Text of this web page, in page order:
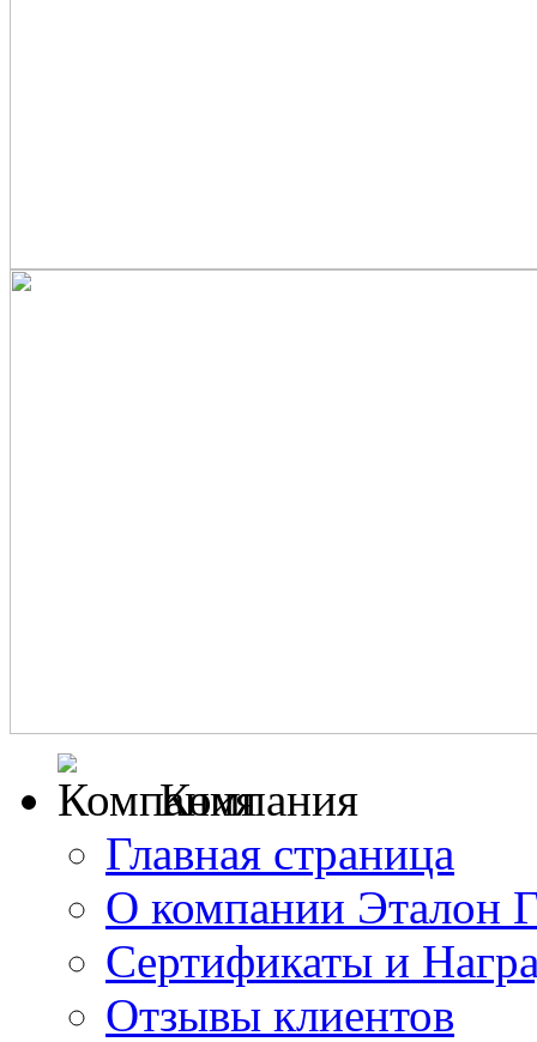
Компания
Главная страница
О компании Эталон
Сертификаты и
Отзывы клиентов